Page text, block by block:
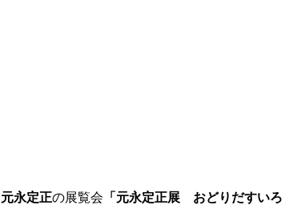
元永定正の展覧会 「元永定正展 おどりだすいろ